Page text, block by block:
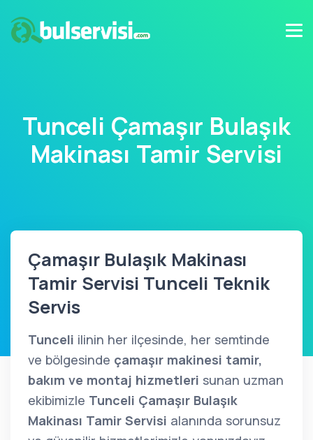
Tunceli Çamaşır Bulaşık
Makinası Tamir Servisi
Çamaşır Bulaşık Makinası
Tamir Servisi Tunceli Teknik
Servis
Tunceli ilinin her ilçesinde, her semtinde
ve bölgesinde çamaşır makinesi tamir,
bakım ve montaj hizmetleri sunan uzman
ekibimizle Tunceli Çamaşır Bulaşık
Makinası Tamir Servisi alanında sorunsuz